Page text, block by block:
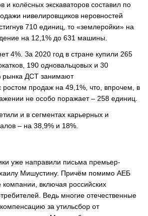
и колёсных экскаваторов составил по
нивелировщиков неровностей
710 единиц, то «землеройки» на
на 12,1% до 631 машины.
4%. За 2020 год в стране купили 265
190 одновальцовых и 30
рынка ДСТ занимают
ростом продаж на 49,1%, что, впрочем, в
не особо поражает – 258 единиц.
и в сегментах карьерных и
– на 38,9% и 18%.
уже направили письма премьер-
Мишустину. Причём помимо АЕБ
компании, включая российских
Ведь многие отечественные
за утильсбор от